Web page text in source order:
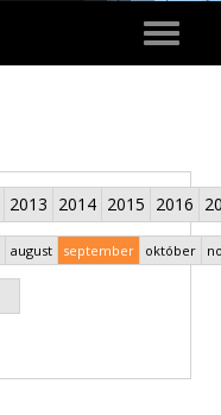
Toggle
2013 2014 2015 2016
august september október